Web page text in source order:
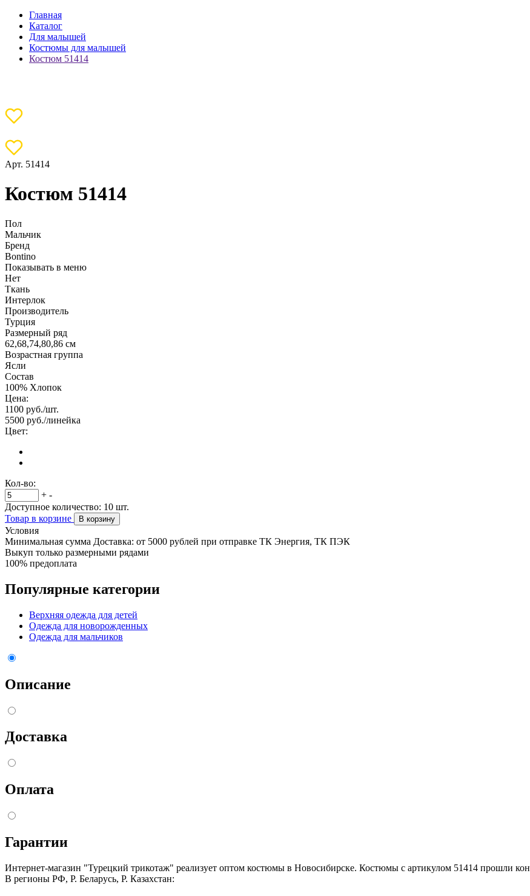
Главная
Каталог
Для малышей
Костюмы для малышей
Костюм 51414
Арт. 51414
Костюм 51414
Пол
Мальчик
Бренд
Bontino
Показывать в меню
Нет
Ткань
Интерлок
Производитель
Турция
Размерный ряд
62,68,74,80,86 см
Возрастная группа
Ясли
Состав
100% Хлопок
Цена:
1100 руб./шт.
5500 руб./линейка
Цвет:
Кол-во:
+ -
Доступное количество: 10 шт.
Товар в корзине
В корзину
Условия
Минимальная сумма Доставка: от 5000 рублей при отправке ТК Энергия, ТК ПЭК
Выкуп только размерными рядами
100% предоплата
Популярные категории
Верхняя одежда для детей
Одежда для новорожденных
Одежда для мальчиков
Описание
Доставка
Оплата
Гарантии
Интернет-магазин "Турецкий трикотаж" реализует оптом костюмы в Новосибирске. Костюмы с артикулом 51414 прошли
В регионы РФ, Р. Беларусь, Р. Казахстан: